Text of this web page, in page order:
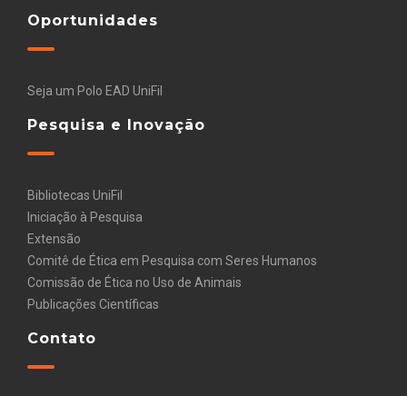
Oportunidades
Seja um Polo EAD UniFil
Pesquisa e Inovação
Bibliotecas UniFil
Iniciação à Pesquisa
Extensão
Comitê de Ética em Pesquisa com Seres Humanos
Comissão de Ética no Uso de Animais
Publicações Científicas
Contato